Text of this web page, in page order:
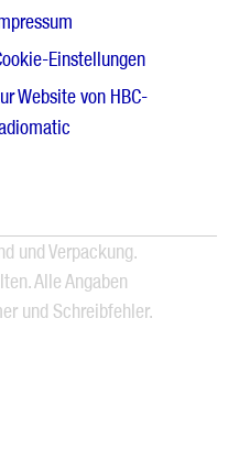
Einstellungen
Website von HBC-
und Verpackung.
Alle Angaben
und Schreibfehler.